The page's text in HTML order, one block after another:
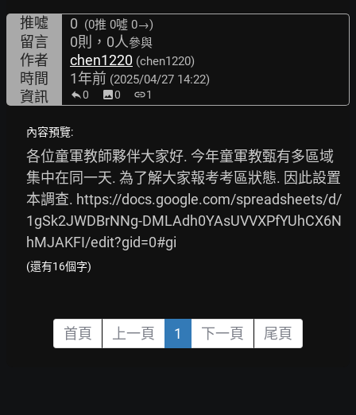
推噓 0 (0推 0噓 0→)
留言 0則，0人參與
作者 chen1220 (chen1220)
時間 1年前 (2025/04/27 14:22)
資訊 0 image0 link1
內容預覽:
各位童軍教師夥伴大家好. 今年童軍教甄有多區域
集中在同一天. 為了解大家報考考區狀態. 因此設置
本調查. https://docs.google.com/spreadsheets/d/
1gSk2JWDBrNNg-DMLAdh0YAsUVVXPfYUhCX6N
hMJAKFI/edit?gid=0#gi
(還有16個字)
首頁 上一頁 1 下一頁 尾頁